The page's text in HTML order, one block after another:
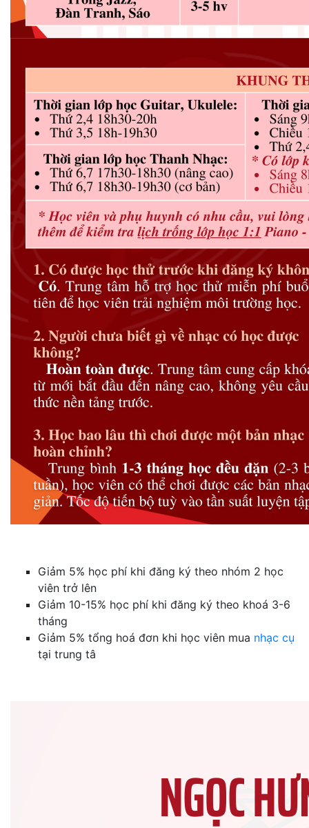
Giảm 5% học phí khi đăng ký theo nhóm 2 học
viên trở lên
Giảm 10-15% học phí khi đăng ký theo khoá 3-6
tháng
Giảm 5% tổng hoá đơn khi học viên mua nhạc cụ
tại trung tâ